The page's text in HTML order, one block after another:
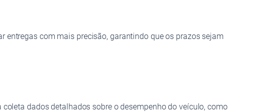
com mais precisão, garantindo que os prazos sejam
dados detalhados sobre o desempenho do veículo, como